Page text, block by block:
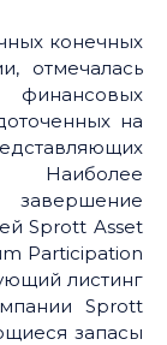
конечных
отмечалась
на
Наиболее
завершение
Sprott Asset
Participation
листинг
Sprott
запасы